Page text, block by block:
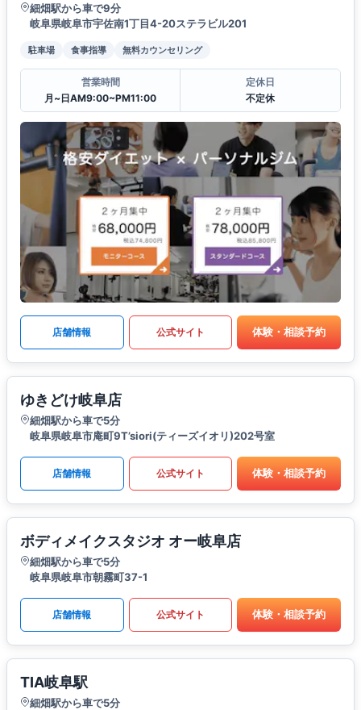
細畑駅から車で9分
岐阜県岐阜市宇佐南1丁目4-20ステラビル201
駐車場 食事指導 無料カウンセリング
営業時間
月~日AM9:00~PM11:00
定休日
不定休
店舗情報 公式サイト 体験・相談予約
ゆきどけ岐阜店
細畑駅から車で5分
岐阜県岐阜市庵町9T’siori(ティーズイオリ)202号室
店舗情報 公式サイト 体験・相談予約
ボディメイクスタジオ オー岐阜店
細畑駅から車で5分
岐阜県岐阜市朝霧町37-1
店舗情報 公式サイト 体験・相談予約
TIA岐阜駅
細畑駅から車で5分